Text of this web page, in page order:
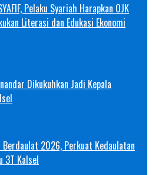
Pelaku Syariah Harapkan OJK
Literasi dan Edukasi Ekonomi
Dikukuhkan Jadi Kepala
Berdaulat 2026, Perkuat Kedaulatan
3T Kalsel